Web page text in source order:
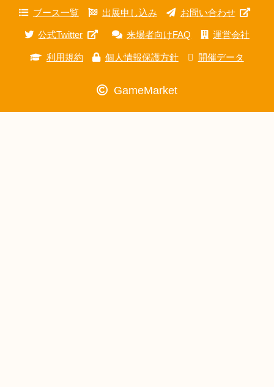
ブース一覧 出展申し込み お問い合わせ
公式Twitter 来場者向けFAQ 運営会社
利用規約 個人情報保護方針 開催データ
GameMarket